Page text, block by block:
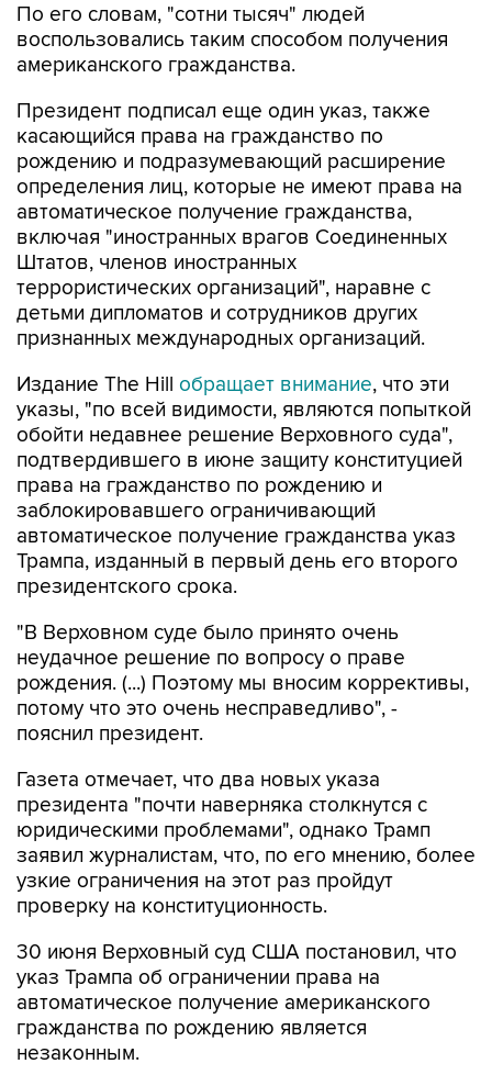
По его словам, "сотни тысяч" людей
воспользовались таким способом получения
американского гражданства.
Президент подписал еще один указ, также
касающийся права на гражданство по
рождению и подразумевающий расширение
определения лиц, которые не имеют права на
автоматическое получение гражданства,
включая "иностранных врагов Соединенных
Штатов, членов иностранных
террористических организаций", наравне с
детьми дипломатов и сотрудников других
признанных международных организаций.
Издание The Hill обращает внимание, что эти
указы, "по всей видимости, являются попыткой
обойти недавнее решение Верховного суда",
подтвердившего в июне защиту конституцией
права на гражданство по рождению и
заблокировавшего ограничивающий
автоматическое получение гражданства указ
Трампа, изданный в первый день его второго
президентского срока.
"В Верховном суде было принято очень
неудачное решение по вопросу о праве
рождения. (...) Поэтому мы вносим коррективы,
потому что это очень несправедливо", -
пояснил президент.
Газета отмечает, что два новых указа
президента "почти наверняка столкнутся с
юридическими проблемами", однако Трамп
заявил журналистам, что, по его мнению, более
узкие ограничения на этот раз пройдут
проверку на конституционность.
30 июня Верховный суд США постановил, что
указ Трампа об ограничении права на
автоматическое получение американского
гражданства по рождению является
незаконным.